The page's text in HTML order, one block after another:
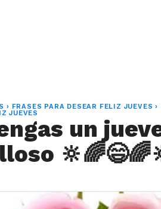
› FRASES PARA DESEAR FELIZ JUEVES ›
JUEVES
un